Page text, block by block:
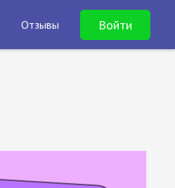
Отзывы Войти